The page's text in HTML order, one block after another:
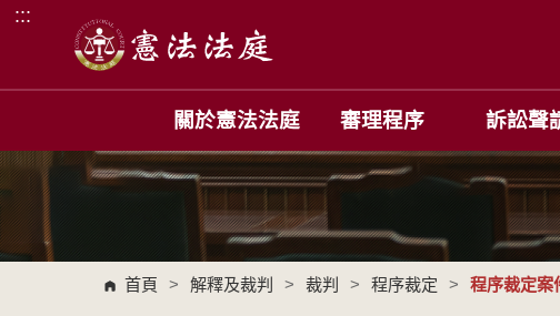
跳到主要內容區塊
:::
關於憲法法庭 審理程序 訴訟聲
首頁 > 解釋及裁判 > 裁判 > 程序裁定 > 程序裁定案